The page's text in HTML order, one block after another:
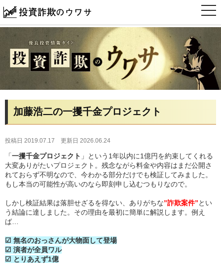
t
o
g
a
i
a
加藤浩二の一攫千金プロジェクト
投稿日 2019.07.17 更新日 2026.06.24
「一攫千金プロジェクト 」という1年以内に1億円を約束してくれる
大変ありがたいプロジェクト。残念ながら料金や内容はまだ公開さ
れておらず不明なので、今わかる部分だけでも検証してみました。
もし本当の可能性が高いのなら即刻申し込むつもりなので。
しかし検証結果は落胆せざるを得ない、ありがちな”詐欺案件”とい
う結論に達しました。その理由を最初に簡単に解説します。例え
ば…
☑ 無名のおっさんが大物面して登場
☑ 演者が全員ワル
☑ とりあえず1億